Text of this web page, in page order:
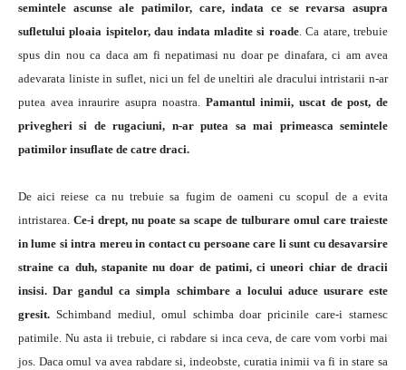
semintele ascunse ale patimilor, care, indata ce se revarsa asupra
sufletului ploaia ispitelor, dau indata mladite si roade. Ca atare, trebuie
spus din nou ca daca am fi nepatimasi nu doar pe dinafara, ci am avea
adevarata liniste in suflet, nici un fel de uneltiri ale dracului intristarii n-ar
putea avea inraurire asupra noastra.Pamantul inimii, uscat de post, de
privegheri si de rugaciuni, n-ar putea sa mai primeasca semintele
patimilor insuflate de catre draci.
De aici reiese ca nu trebuie sa fugim de oameni cu scopul de a evita
intristarea. Ce-i drept, nu poate sa scape de tulburare omul care traieste
in lume si intra mereu in contact cu persoane care li sunt cu desavarsire
straine ca duh, stapanite nu doar de patimi, ci uneori chiar de dracii
insisi. Dar gandul ca simpla schimbare a locului aduce usurare este
gresit. Schimband mediul, omul schimba doar pricinile care-i starnesc
patimile. Nu asta ii trebuie, ci rabdare si inca ceva, de care vom vorbi mai
jos. Daca omul va avea rabdare si, indeobste, curatia inimii va fi in stare sa